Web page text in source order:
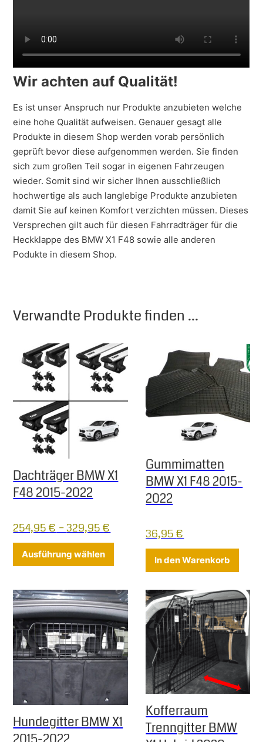
Wir achten auf Qualität!
Es ist unser Anspruch nur Produkte anzubieten welche
eine hohe Qualität aufweisen. Genauer gesagt alle
Produkte in diesem Shop werden vorab persönlich
geprüft bevor diese aufgenommen werden. Sie finden
sich zum großen Teil sogar in eigenen Fahrzeugen
wieder. Somit sind wir sicher Ihnen ausschließlich
hochwertige als auch langlebige Produkte anzubieten
damit Sie auf keinen Komfort verzichten müssen. Dieses
Versprechen gilt auch für diesen Fahrradträger für die
Heckklappe des BMW X1 F48 sowie alle anderen
Podukte in diesem Shop.
Verwandte Produkte finden ...
Dachträger BMW X1
F48 2015-2022
254,95€ –329,95€
Ausführung wählen Dieses Produkt weist mehrere
Gummimatten
BMW X1 F48 2015-
2022
36,95€
In den Warenkorb
Hundegitter BMW X1
Kofferraum
Trenngitter BMW